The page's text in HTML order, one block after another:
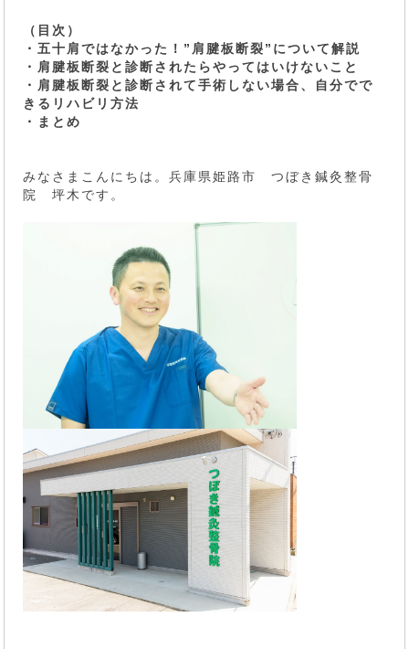
（目次）
・五十肩ではなかった！”肩腱板断裂”について解説
・肩腱板断裂と診断されたらやってはいけないこと
・肩腱板断裂と診断されて手術しない場合、自分でで
きるリハビリ方法
・まとめ
みなさまこんにちは。兵庫県姫路市 つぼき鍼灸整骨
院 坪木です。